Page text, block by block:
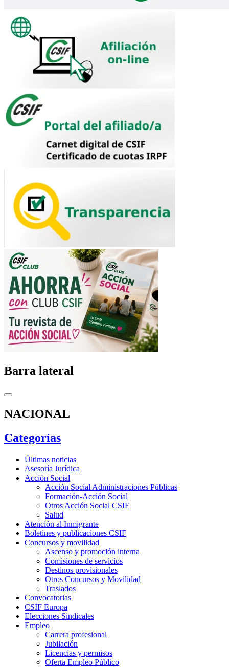
Barra lateral
NACIONAL
Categorías
Últimas noticias
Asesoría Jurídica
Acción Social
Acción Social Administraciones Públicas
Formación-Acción Social
Otros Acción Social CSIF
Salud
Atención al Inmigrante
Boletines y publicaciones CSIF
Concursos y movilidad
Ascenso y promoción interna
Comisiones de servicios
Destinos provisionales
Otros Concursos y Movilidad
Traslados
Convocatorias
CSIF Europa
Elecciones Sindicales
Empleo
Carrera profesional
Jubilación
Licencias y permisos
Oferta Empleo Público